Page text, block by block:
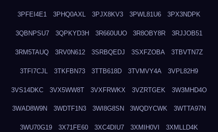
3PFEI4E1 3PHQ0AXL 3PJX8KV3 3PWL81U6 3PX3NDPK
3QBNPSU7 3QPKYD3H 3R660UUO 3R8OBY8R 3RJJOB51
3RM5TAUQ 3RV0N612 3SRBQEDJ 3SXFZOBA 3TBVTN7Z
3TFI7CJL 3TKFBN73 3TTB618D 3TVMVY4A 3VPL82H9
3VS14DKC 3VX5WW8T 3VXFRWKX 3VZRTGEK 3W3MHD4O
3WAD8W9N 3WDTF1N3 3WI8G8SN 3WQDYCWK 3WTTA97N
3WU70G19 3X71FE60 3XC4DIU7 3XMIH0VI 3XMLLD4K